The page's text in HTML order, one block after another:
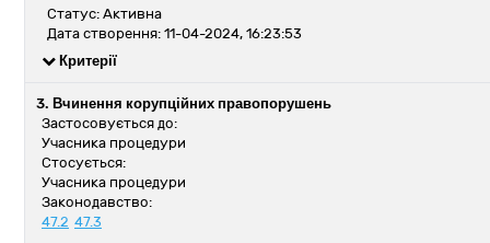
Статус: Активна
Дата створення: 11-04-2024, 16:23:53
Критерії
3. Вчинення корупційних правопорушень
Застосовується до:
Учасника процедури
Стосується:
Учасника процедури
Законодавство:
47.2 47.3